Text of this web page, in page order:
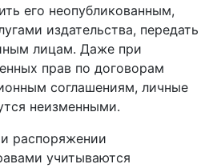
его неопубликованным,
издательства, передать
лицам. Даже при
прав по договорам
соглашениям, личные
неизменными.
распоряжении
учитываются